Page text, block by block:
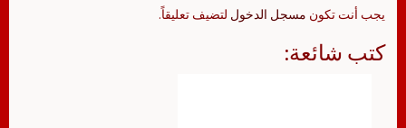
يجب أنت تكون مسجل الدخول لتضيف تعليقاً.
كتب شائعة: